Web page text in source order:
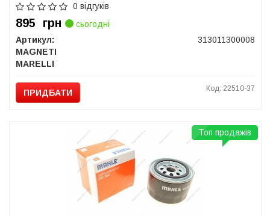
0 відгуків
895 грн
сьогодні
Артикул:
313011300008
MAGNETI
MARELLI
ПРИДБАТИ Код: 22510-37
Топ продажів